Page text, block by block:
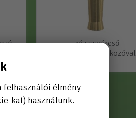
réz sugárcső
kuplungcsatlakozóval
felhasználói élmény
kat) használunk.